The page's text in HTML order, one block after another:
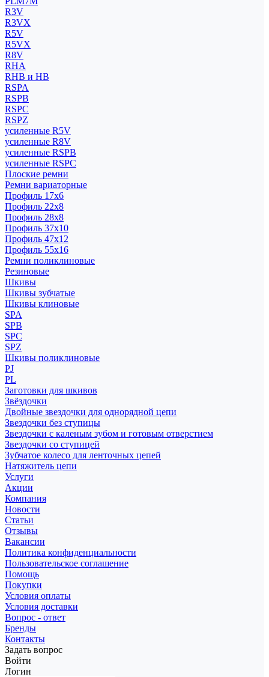
R3V
R3VX
R5V
R5VX
R8V
RHA
RHB и HB
RSPA
RSPB
RSPC
RSPZ
усиленные R5V
усиленные R8V
усиленные RSPB
усиленные RSPC
Плоские ремни
Ремни вариаторные
Профиль 17x6
Профиль 22x8
Профиль 28x8
Профиль 37x10
Профиль 47x12
Профиль 55x16
Ремни поликлиновые
Резиновые
Шкивы
Шкивы зубчатые
Шкивы клиновые
SPA
SPB
SPC
SPZ
Шкивы поликлиновые
PJ
PL
Заготовки для шкивов
Звёздочки
Двойные звездочки для однорядной цепи
Звездочки без ступицы
Звездочки с каленым зубом и готовым отверстием
Звездочки со ступицей
Зубчатое колесо для ленточных цепей
Натяжитель цепи
Услуги
Акции
Компания
Новости
Статьи
Отзывы
Вакансии
Политика конфиденциальности
Пользовательское соглашение
Помощь
Покупки
Условия оплаты
Условия доставки
Вопрос - ответ
Бренды
Контакты
Задать вопрос
Войти
Логин